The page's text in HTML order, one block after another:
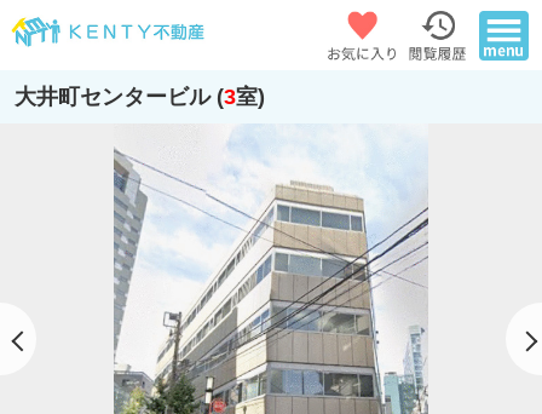
大井町センタービル (3室)